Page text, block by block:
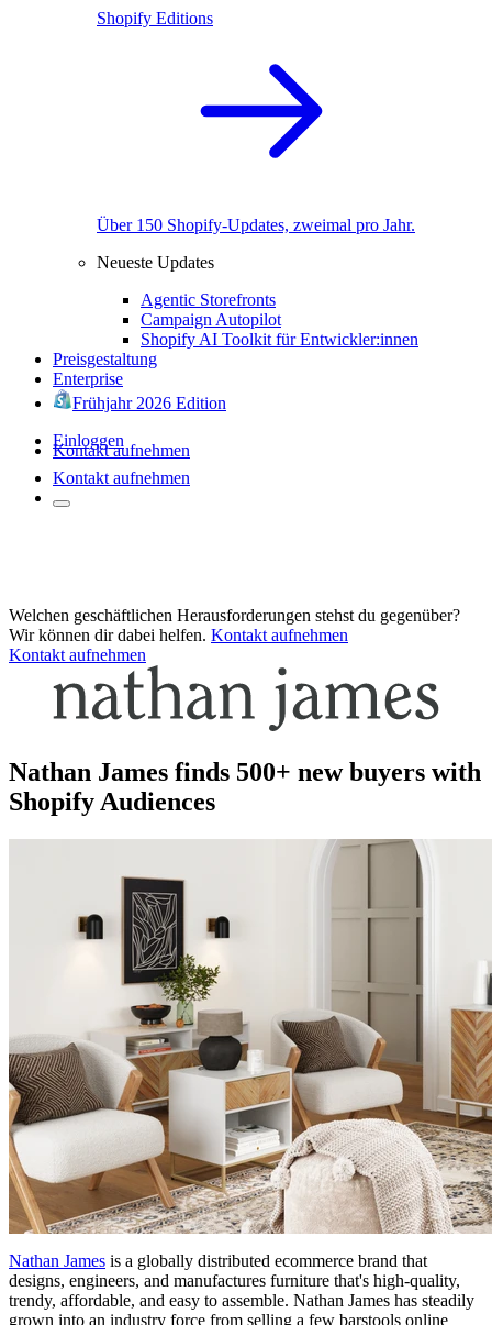
Shopify Editions
Über 150 Shopify-Updates, zweimal pro Jahr.
Neueste Updates
Agentic Storefronts
Campaign Autopilot
Shopify AI Toolkit für Entwickler:innen
Preisgestaltung
Enterprise
Frühjahr 2026 Edition
Einloggen
Kontakt aufnehmen
Kontakt aufnehmen
Welchen geschäftlichen Herausforderungen stehst du gegenüber?
Wir können dir dabei helfen. Kontakt aufnehmen
Kontakt aufnehmen
Nathan James finds 500+ new buyers with
Shopify Audiences
Nathan James is a globally distributed ecommerce brand that
designs, engineers, and manufactures furniture that's high-quality,
trendy, affordable, and easy to assemble. Nathan James has steadily
grown into an industry force from selling a few barstools online